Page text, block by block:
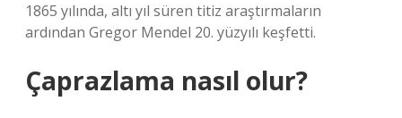
1865 yılında, altı yıl süren titiz araştırmaların
ardından Gregor Mendel 20. yüzyılı keşfetti.
Çaprazlama nasıl olur?